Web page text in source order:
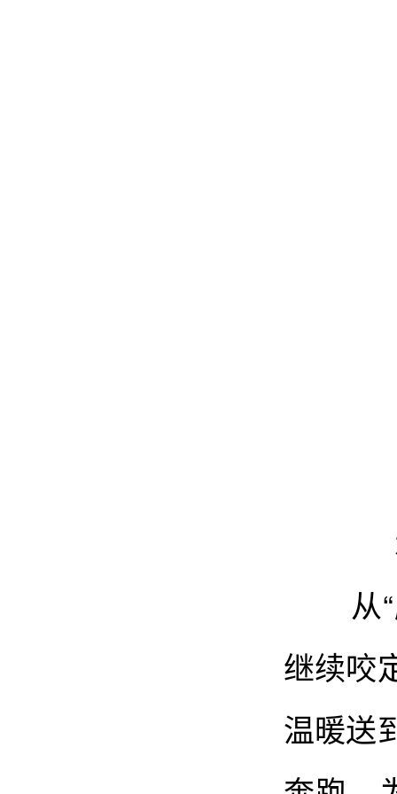
从“
继续咬
温暖送